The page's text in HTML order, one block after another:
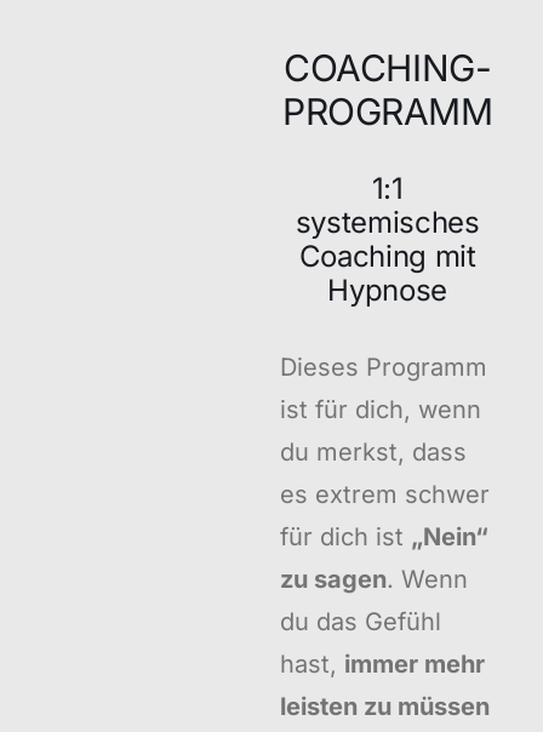
COACHING-
PROGRAMM
1:1
systemisches
Coaching mit
Hypnose
Dieses Programm
ist für dich, wenn
du merkst, dass
es extrem schwer
für dich ist „Nein“
zu sagen. Wenn
du das Gefühl
hast, immer mehr
leisten zu müssen